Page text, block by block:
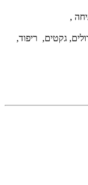
,
גקטים, ריפוד,